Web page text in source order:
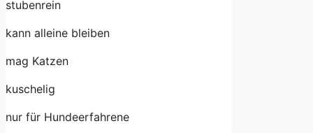
stubenrein
kann alleine bleiben
mag Katzen
kuschelig
nur für Hundeerfahrene